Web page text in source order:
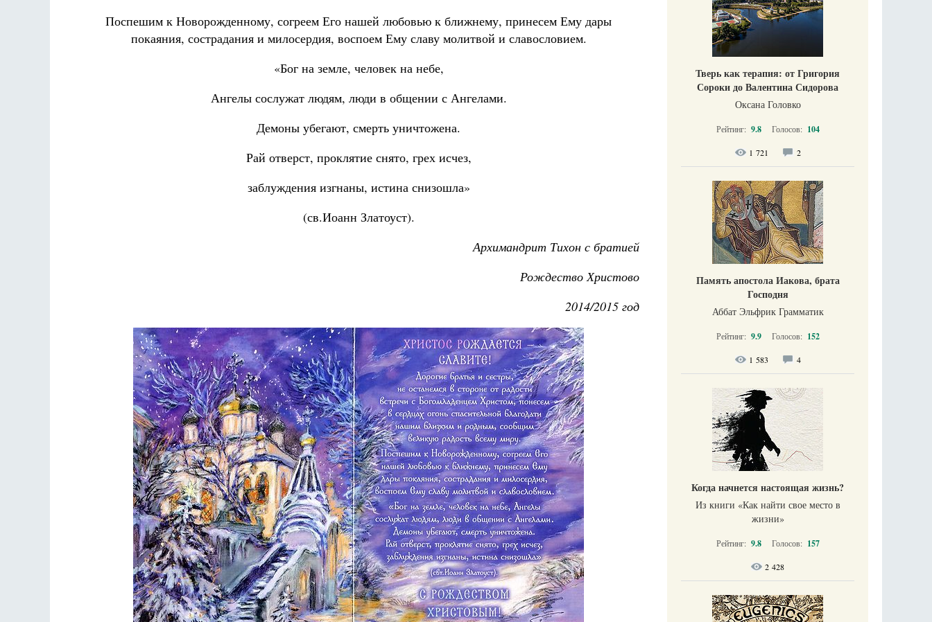
Поспешим к Новорожденному, согреем Его нашей любовью к ближнему, принесем Ему дары
покаяния, сострадания и милосердия, воспоем Ему славу молитвой и славословием.
«Бог на земле, человек на небе,
Ангелы сослужат людям, люди в общении с Ангелами.
Демоны убегают, смерть уничтожена.
Рай отверст, проклятие снято, грех исчез,
заблуждения изгнаны, истина снизошла»
(св.Иоанн Златоуст).
Архимандрит Тихон с братией
Рождество Христово
2014/2015 год
Тверь как терапия: от Григория
Сороки до Валентина Сидорова
Оксана Головко
Рейтинг: 9.8 Голосов: 104
1 721 2
Память апостола Иакова, брата
Господня
Аббат Эльфрик Грамматик
Рейтинг: 9.9 Голосов: 152
1 583 4
Когда начнется настоящая жизнь?
Из книги «Как найти свое место в
жизни​»
Рейтинг: 9.8 Голосов: 157
2 428